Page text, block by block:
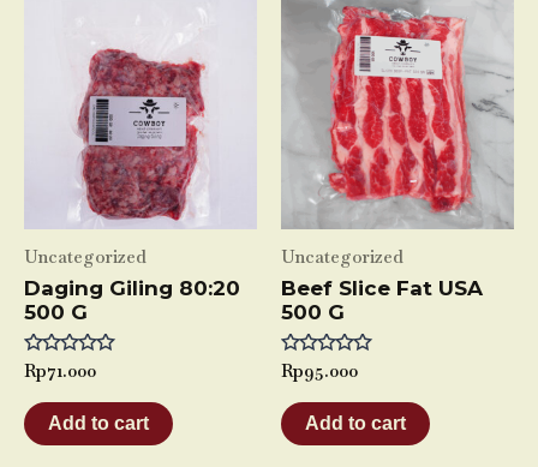
Uncategorized
Daging Giling 80:20
500 G
Rated
out
of
5
Rp71.000
Add to cart
Uncategorized
Beef Slice Fat USA
500 G
Rated
out
of
5
Rp95.000
Add to cart